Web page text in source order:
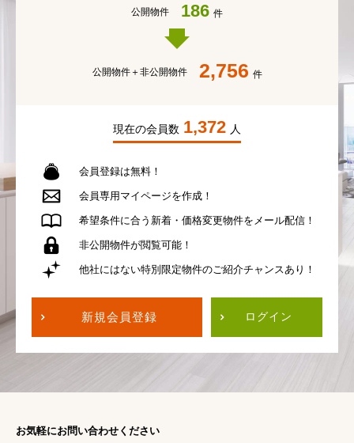
公開物件 186 件
公開物件＋非公開物件 2,756 件
現在の会員数 1,372 人
会員登録は無料！
会員専用 マイページを作成！
希望条件に合う 新着・価格変更物件を メール配信！
非公開物件が閲覧可能！
他社にはない特別限定物件のご紹介チャンスあり！
新規会員登録 ログイン
お気軽にお問い合わせください